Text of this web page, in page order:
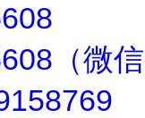
（微信